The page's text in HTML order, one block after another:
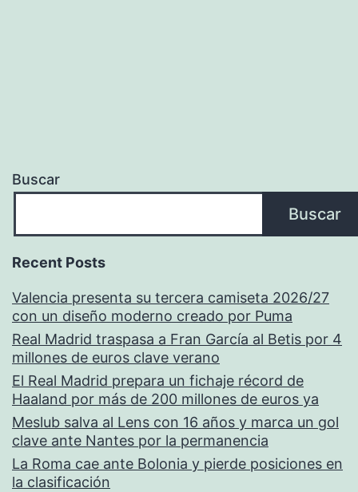
Buscar
Buscar
Recent Posts
Valencia presenta su tercera camiseta 2026/27
con un diseño moderno creado por Puma
Real Madrid traspasa a Fran García al Betis por 4
millones de euros clave verano
El Real Madrid prepara un fichaje récord de
Haaland por más de 200 millones de euros ya
Meslub salva al Lens con 16 años y marca un gol
clave ante Nantes por la permanencia
La Roma cae ante Bolonia y pierde posiciones en
la clasificación